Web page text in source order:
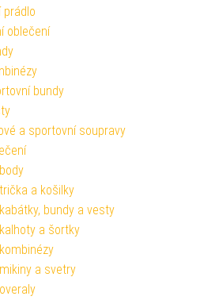
prádlo
oblečení
bundy
a sportovní soupravy
a košilky
bundy a vesty
a šortky
a svetry